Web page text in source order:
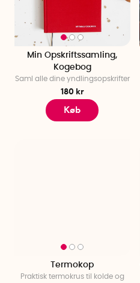
Min Opskriftssamling,
Kogebog
Saml alle dine yndlingsopskrifter
180 kr
Køb
Termokop
Praktisk termokrus til kolde og